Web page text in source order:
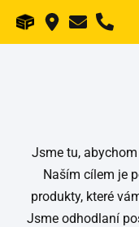
Jsme tu,
Naším cílem je
produkty, které
Jsme odhodlaní